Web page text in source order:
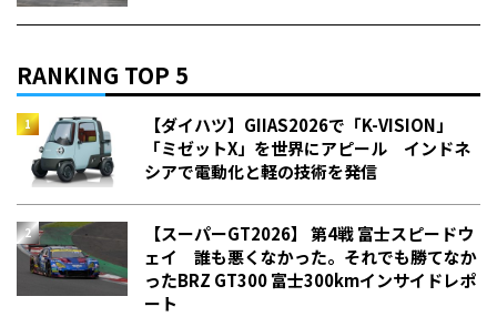
RANKING TOP 5
【ダイハツ】GIIAS2026で「K-VISION」
「ミゼットX」を世界にアピール インドネ
シアで電動化と軽の技術を発信
【スーパーGT2026】 第4戦 富士スピードウ
ェイ 誰も悪くなかった。それでも勝てなか
った――BRZ GT300 富士300kmインサイドレポ
ート